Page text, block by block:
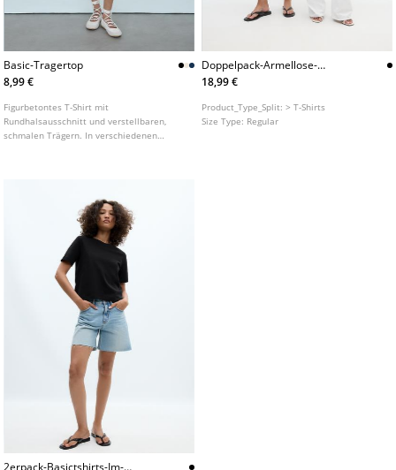
Basic-Tragertop
8,99 €
Figurbetontes T-Shirt mit
Rundhalsausschnitt und verstellbaren,
schmalen Trägern. In verschiedenen
Doppelpack-Armellose-
Basictshirts
18,99 €
Product_Type_Split:> T-Shirts
Size Type: Regular